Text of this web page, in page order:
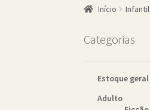
Início Infantil
Categorias
Estoque geral
Adulto